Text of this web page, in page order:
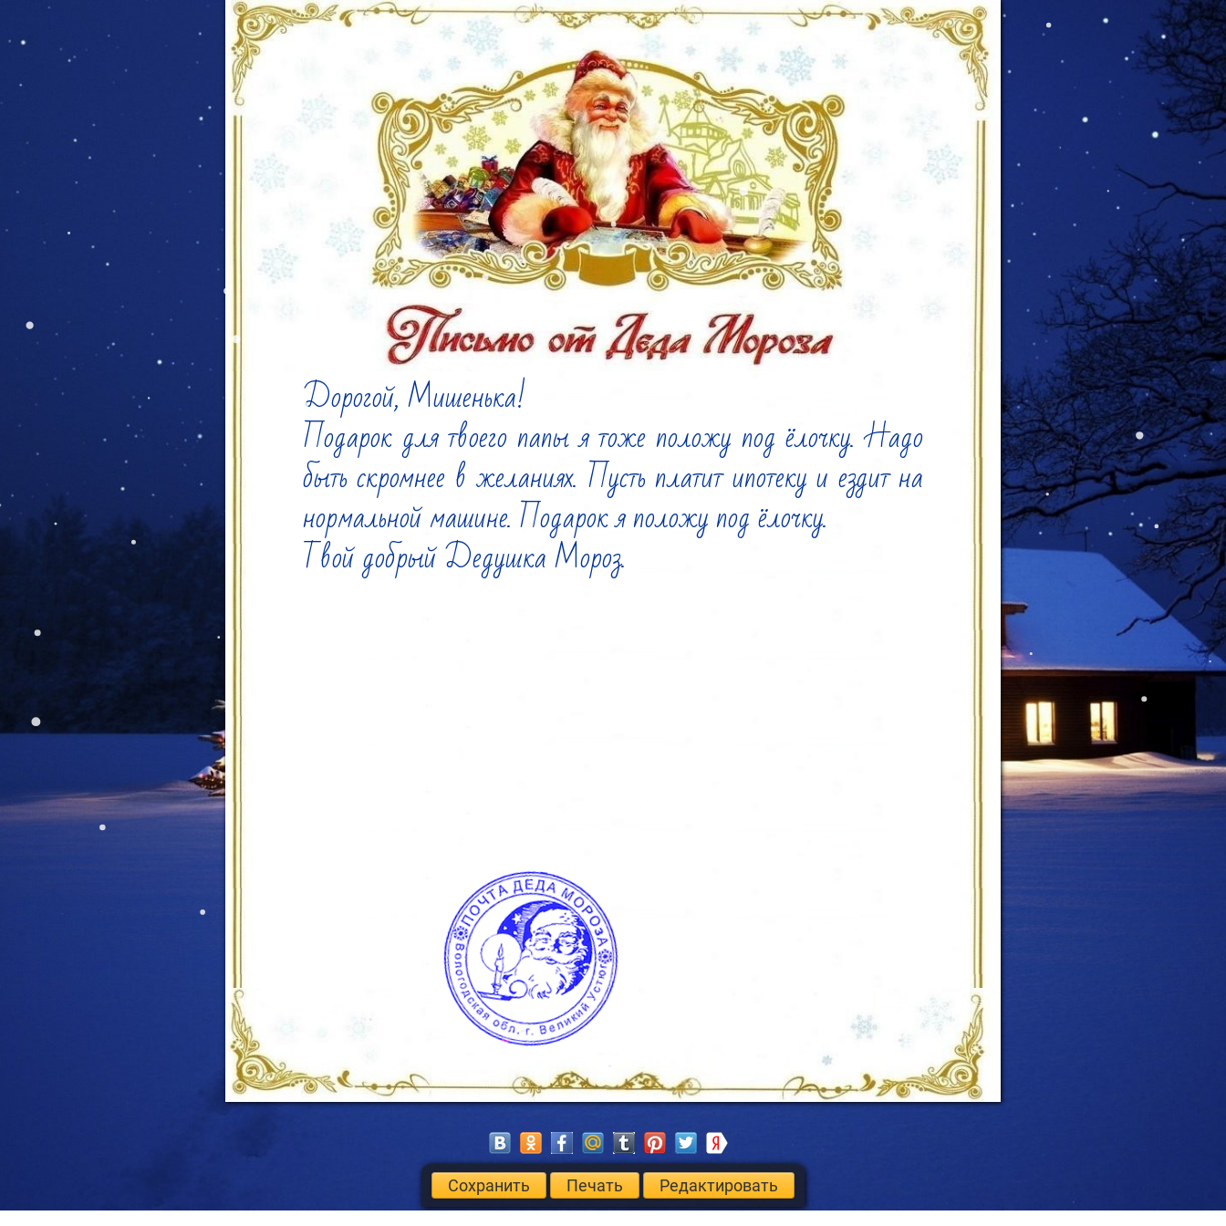
Дорогой, Мишенька!
Подарок для твоего папы я тоже положу под ёлочку. Надо
быть скромнее в желаниях. Пусть платит ипотеку и ездит на
нормальной машине. Подарок я положу под ёлочку.
Твой добрый Дедушка Мороз.
Сохранить Печать Редактировать